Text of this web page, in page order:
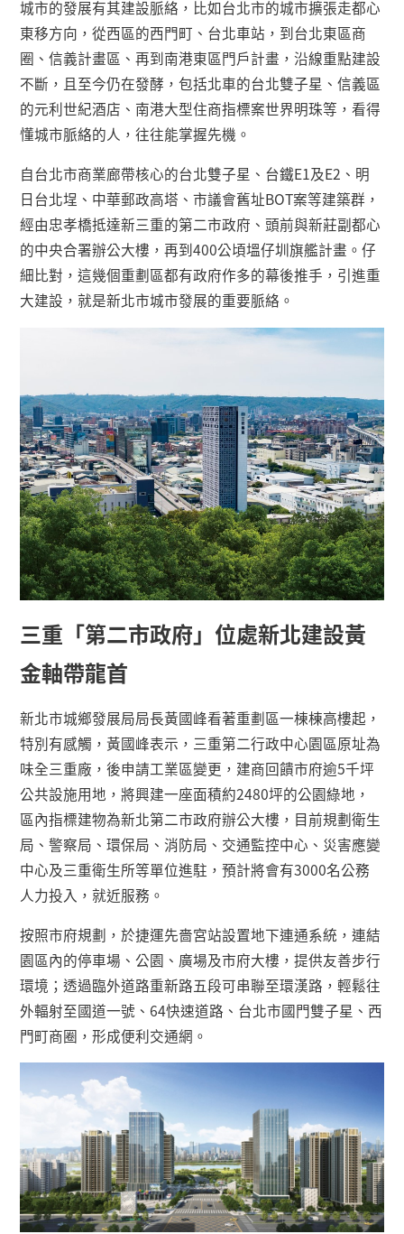
城市的發展有其建設脈絡，比如台北市的城市擴張走都心
東移方向，從西區的西門町、台北車站，到台北東區商
圈、信義計畫區、再到南港東區門戶計畫，沿線重點建設
不斷，且至今仍在發酵，包括北車的台北雙子星、信義區
的元利世紀酒店、南港大型住商指標案世界明珠等，看得
懂城市脈絡的人，往往能掌握先機。
自台北市商業廊帶核心的台北雙子星、台鐵E1及E2 、明
日台北埕、中華郵政高塔、市議會舊址BOT案等建築群，
經由忠孝橋抵達新三重的第二市政府、頭前與新莊副都心
的中央合署辦公大樓，再到400公頃塭仔圳旗艦計畫。仔
細比對，這幾個重劃區都有政府作多的幕後推手，引進重
大建設，就是新北市城市發展的重要脈絡。
三重「第二市政府」位處新北建設黃
金軸帶龍首
新北市城鄉發展局局長黃國峰看著重劃區一棟棟高樓起，
特別有感觸，黃國峰表示，三重第二行政中心園區原址為
味全三重廠，後申請工業區變更，建商回饋市府逾5千坪
公共設施用地，將興建一座面積約2480坪的公園綠地，
區內指標建物為新北第二市政府辦公大樓，目前規劃衛生
局、警察局、環保局、消防局、交通監控中心、災害應變
中心及三重衛生所等單位進駐，預計將會有3000名公務
人力投入，就近服務。
按照市府規劃，於捷運先嗇宮站設置地下連通系統，連結
園區內的停車場、公園、廣場及市府大樓，提供友善步行
環境；透過臨外道路重新路五段可串聯至環漢路，輕鬆往
外輻射至國道一號、 64快速道路、台北市國門雙子星、西
門町商圈，形成便利交通網。